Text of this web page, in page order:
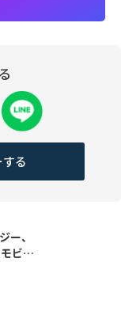
る
ー、
モビ…